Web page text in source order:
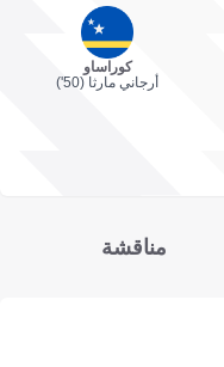
كوراساو
أرجاني مارثا (50')
مناقشة